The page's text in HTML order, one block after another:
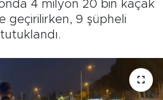
4 milyon 20 bin kaçak
geçirilirken, 9 şüpheli
tutuklandı.